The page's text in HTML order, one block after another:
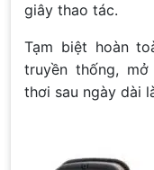
giây thao tác.
Tạm biệt hoàn
truyền thống,
thơi sau ngày dài